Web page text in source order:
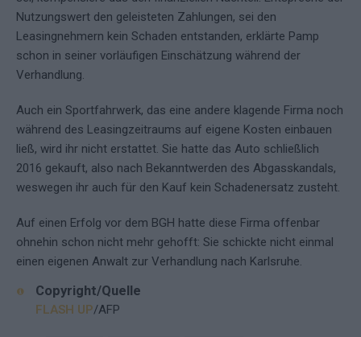
Nutzungswert den geleisteten Zahlungen, sei den
Leasingnehmern kein Schaden entstanden, erklärte Pamp
schon in seiner vorläufigen Einschätzung während der
Verhandlung.
Auch ein Sportfahrwerk, das eine andere klagende Firma noch
während des Leasingzeitraums auf eigene Kosten einbauen
ließ, wird ihr nicht erstattet. Sie hatte das Auto schließlich
2016 gekauft, also nach Bekanntwerden des Abgasskandals,
weswegen ihr auch für den Kauf kein Schadenersatz zusteht.
Auf einen Erfolg vor dem BGH hatte diese Firma offenbar
ohnehin schon nicht mehr gehofft: Sie schickte nicht einmal
einen eigenen Anwalt zur Verhandlung nach Karlsruhe.
Copyright/Quelle
FLASH UP/AFP